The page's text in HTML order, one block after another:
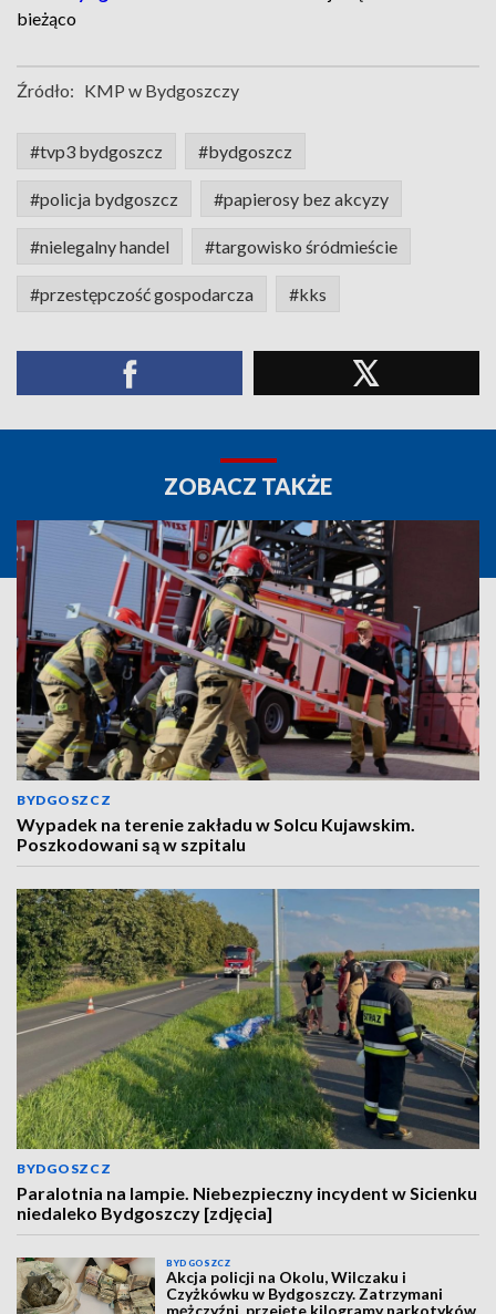
bieżąco
Źródło: KMP w Bydgoszczy
#tvp3 bydgoszcz #bydgoszcz
#policja bydgoszcz #papierosy bez akcyzy
#nielegalny handel #targowisko śródmieście
#przestępczość gospodarcza #kks
ZOBACZ TAKŻE
BYDGOSZCZ
Wypadek na terenie zakładu w Solcu Kujawskim.
Poszkodowani są w szpitalu
BYDGOSZCZ
Paralotnia na lampie. Niebezpieczny incydent w Sicienku
niedaleko Bydgoszczy [zdjęcia]
BYDGOSZCZ
Akcja policji na Okolu, Wilczaku i
Czyżkówku w Bydgoszczy. Zatrzymani
mężczyźni, przejęte kilogramy narkotyków